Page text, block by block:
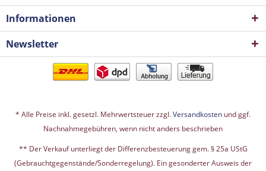
Informationen
Newsletter
* Alle Preise inkl. gesetzl. Mehrwertsteuer zzgl.Versandkosten und ggf.
Nachnahmegebühren, wenn nicht anders beschrieben
** Der Verkauf unterliegt der Differenzbesteuerung gem. § 25a UStG
(Gebrauchtgegenstände/Sonderregelung). Ein gesonderter Ausweis der